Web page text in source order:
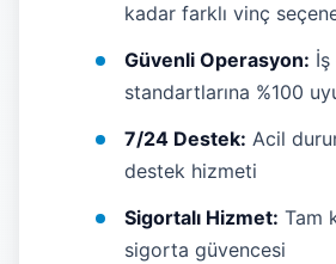
kadar farklı vinç
Güvenli Operasyon:
standartlarına %100
7/24 Destek: Acil
destek hizmeti
Sigortalı Hizmet: Tam
sigorta güvencesi